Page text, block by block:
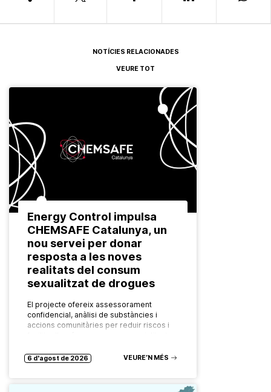
NOTÍCIES RELACIONADES
VEURE TOT
Energy Control impulsa
CHEMSAFE Catalunya, un
nou servei per donar
resposta a les noves
realitats del consum
sexualitzat de drogues
El projecte ofereix assessorament
confidencial, anàlisi de substàncies i
accions comunitàries per reduir riscos i
evolucionen constantment. També ho…
6 d'agost de 2026 VEURE’N MÉS